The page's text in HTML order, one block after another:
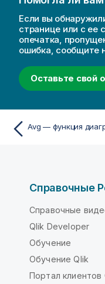
Если вы
странице или с
опечатка,
ошибка, сообщите
Оставьте свой
Avg — функция
Справочные
Справочные
Qlik Developer
Обучение
Обучение Qlik
Портал клиентов